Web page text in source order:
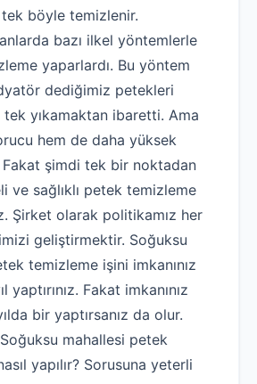
böyle temizlenir.
bazı ilkel yöntemlerle
yaparlardı. Bu yöntem
dediğimiz petekleri
yıkamaktan ibaretti. Ama
hem de daha yüksek
şimdi tek bir noktadan
ve sağlıklı petek temizleme
Şirket olarak politikamız her
geliştirmektir. Soğuksu
temizleme işini imkanınız
yaptırınız. Fakat imkanınız
bir yaptırsanız da olur.
mahallesi petek
yapılır? Sorusuna yeterli